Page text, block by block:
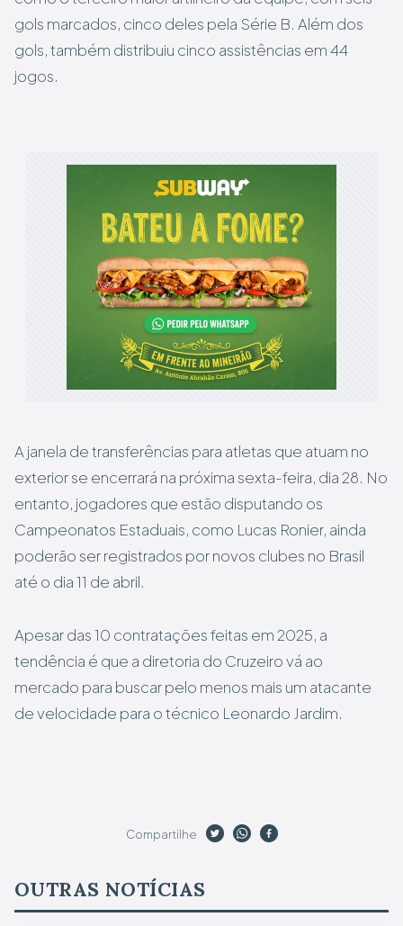
gols marcados, cinco deles pela Série B. Além dos
gols, também distribuiu cinco assistências em 44
jogos.
A janela de transferências para atletas que atuam no
exterior se encerrará na próxima sexta-feira, dia 28. No
entanto, jogadores que estão disputando os
Campeonatos Estaduais, como Lucas Ronier, ainda
poderão ser registrados por novos clubes no Brasil
até o dia 11 de abril.
Apesar das 10 contratações feitas em 2025, a
tendência é que a diretoria do Cruzeiro vá ao
mercado para buscar pelo menos mais um atacante
de velocidade para o técnico Leonardo Jardim.
Compartilhe
OUTRAS NOTÍCIAS